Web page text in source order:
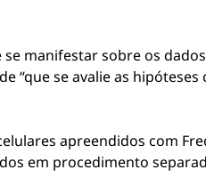
se manifestar sobre os
“que se avalie as hipóteses
apreendidos com
em procedimento